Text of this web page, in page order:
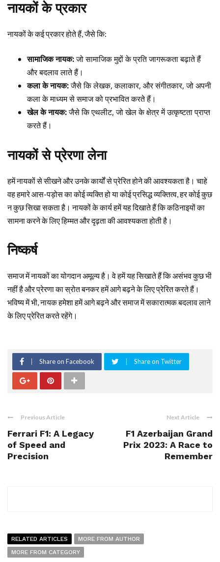
नायकों के प्रकार
नायकों के कई प्रकार होते हैं, जैसे कि:
सामाजिक नायक:जो सामाजिक मुद्दों के प्रति जागरूकता बढ़ाते हैं
और बदलाव लाते हैं।
कला के नायक:जैसे कि लेखक, कलाकार, और संगीतकार, जो अपनी
कला के माध्यम से समाज को प्रभावित करते हैं।
खेल के नायक:जैसे कि एथलीट, जो खेल के क्षेत्र में उत्कृष्टता प्राप्त
करते हैं।
नायकों से प्रेरणा लेना
हमें नायकों से सीखने और उनके कार्यों से प्रेरित होने की आवश्यकता है। चाहे
वह हमारे आस-पड़ोस का कोई व्यक्ति हो या कोई प्रसिद्ध व्यक्तित्व, हर कोई कुछ
न कुछ सिखा सकता है। नायकों के कार्य हमें यह दिखाते हैं कि कठिनाइयों का
सामना करने के लिए हिम्मत और दृढ़ता की आवश्यकता होती है।
निष्कर्ष
समाज में नायकों का योगदान अमूल्य है। वे हमें यह सिखाते हैं कि असंभव कुछ भी
नहीं है और प्रेरणा का स्रोत बनकर हमें आगे बढ़ने के लिए प्रेरित करते हैं।
भविष्य में भी, नायक हमेशा हमें आगे बढ़ने और समाज में सकारात्मक बदलाव लाने
के लिए प्रेरित करते रहेंगे।
Share on Facebook Share on Twitter
Previous Article
Ferrari F1: A Legacy
of Speed and
Precision
Next Article
F1 Azerbaijan Grand
Prix 2023: A Race to
Remember
RELATED ARTICLES
MORE FROM AUTHOR
MORE FROM CATEGORY